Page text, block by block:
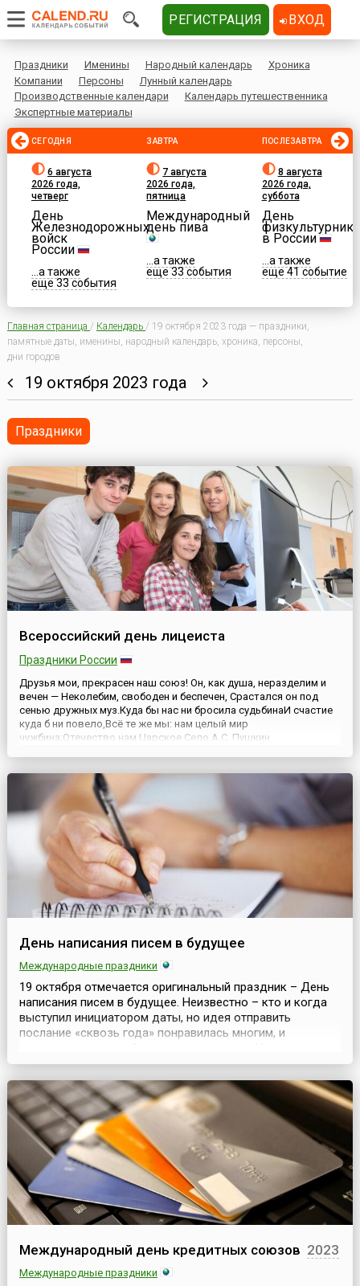
Праздники Именины Народный календарь
Хроника
Компании
Персоны
Лунный календарь
Производственные календари
Календарь путешественника
Экспертные материалы
СЕГОДНЯ
6 августа
2026 года,
четверг
День
Железнодорожных
войск
России
...а также
еще 33 события
ЗАВТРА
7 августа
2026 года,
пятница
Международный
день пива
...а также
еще 33 события
ПОСЛЕЗАВТРА
8 августа
2026 года,
суббота
День
физкультурника
в России
...а также
еще 41 событие
Главная страница / Календарь / 19 октября 2023 года — праздники,
памятные даты, именины, народный календарь, хроника, персоны,
дни городов
19 октября 2023 года
Праздники
Всероссийский день лицеиста
Праздники России
Друзья мои, прекрасен наш союз! Он, как душа, неразделим и
вечен — Неколебим, свободен и беспечен, Срастался он под
сенью дружных муз.Куда бы нас ни бросила судьбинаИ счастие
куда б ни повело,Всё те же мы: нам целый мир
чужбина;Отечество нам Царское Село.А.С. Пушкин
День написания писем в будущее
Международные праздники
19 октября отмечается оригинальный праздник – День
написания писем в будущее. Неизвестно – кто и когда
выступил инициатором даты, но идея отправить
послание «сквозь года» понравилась многим, и
писать послания потомкам или даже себе самому в
будущее – традиция повсеместно известная. Многие из
нас в школе писали письма себе повзрослевшему, чт...
Международный день кредитных союзов 2023
Международные праздники
РЕГИСТРАЦИЯ ВХОД